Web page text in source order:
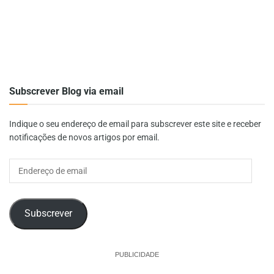
Subscrever Blog via email
Indique o seu endereço de email para subscrever este site e receber
notificações de novos artigos por email.
Subscrever
PUBLICIDADE